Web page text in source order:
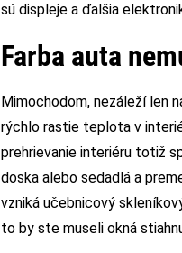
sú displeje a ďalšia
Farba auta
Mimochodom, nezáleží len
rýchlo rastie teplota v
prehrievanie interiéru totiž
doska alebo sedadlá a
vzniká učebnicový
to by ste museli okná